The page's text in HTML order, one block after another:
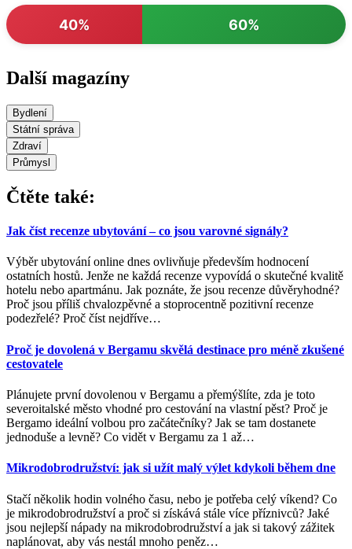
40% 60%
Další magazíny
Bydlení
Státní správa
Zdraví
Průmysl
Čtěte také:
Jak číst recenze ubytování – co jsou varovné signály?
Výběr ubytování online dnes ovlivňuje především hodnocení
ostatních hostů. Jenže ne každá recenze vypovídá o skutečné kvalitě
hotelu nebo apartmánu. Jak poznáte, že jsou recenze důvěryhodné?
Proč jsou příliš chvalozpěvné a stoprocentně pozitivní recenze
podezřelé? Proč číst nejdříve…
Proč je dovolená v Bergamu skvělá destinace pro méně zkušené
cestovatele
Plánujete první dovolenou v Bergamu a přemýšlíte, zda je toto
severoitalské město vhodné pro cestování na vlastní pěst? Proč je
Bergamo ideální volbou pro začátečníky? Jak se tam dostanete
jednoduše a levně? Co vidět v Bergamu za 1 až…
Mikrodobrodružství: jak si užít malý výlet kdykoli během dne
Stačí několik hodin volného času, nebo je potřeba celý víkend? Co
je mikrodobrodružství a proč si získává stále více příznivců? Jaké
jsou nejlepší nápady na mikrodobrodružství a jak si takový zážitek
naplánovat, aby vás nestál mnoho peněz…